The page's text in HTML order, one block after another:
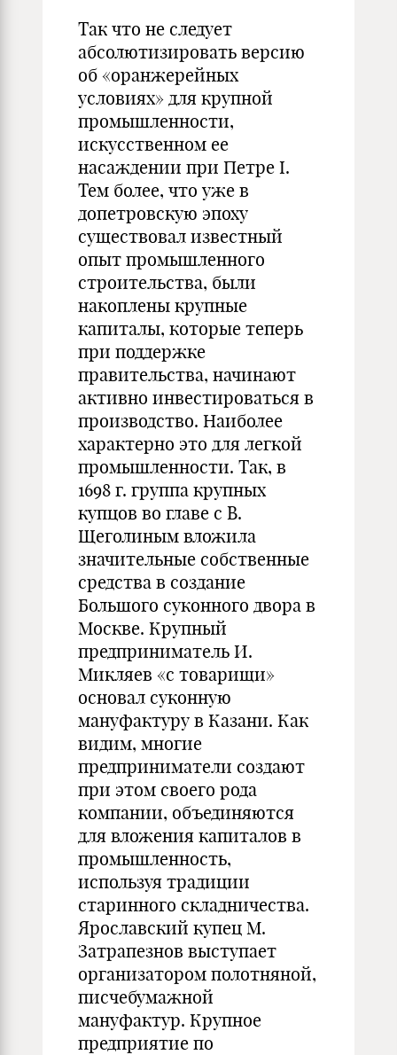
Так что не следует
абсолютизировать версию
об «оранжерейных
условиях» для крупной
промышленности,
искусственном ее
насаждении при Петре I.
Тем более, что уже в
допетровскую эпоху
существовал известный
опыт промышленного
строительства, были
накоплены крупные
капиталы, которые теперь
при поддержке
правительства, начинают
активно инвестироваться в
производство. Наиболее
характерно это для легкой
промышленности. Так, в
1698 г. группа крупных
купцов во главе с В.
Щеголиным вложила
значительные собственные
средства в создание
Большого суконного двора в
Москве. Крупный
предприниматель И.
Микляев «с товарищи»
основал суконную
мануфактуру в Казани. Как
видим, многие
предприниматели создают
при этом своего рода
компании, объединяются
для вложения капиталов в
промышленность,
используя традиции
старинного складничества.
Ярославский купец М.
Затрапезнов выступает
организатором полотняной,
писчебумажной
мануфактур. Крупное
предприятие по